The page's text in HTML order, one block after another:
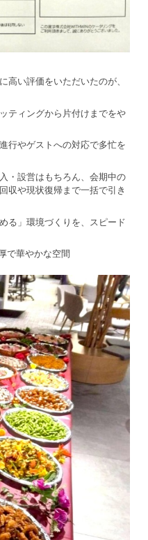
高い評価をいただいたのが、
ティングから片付けまでをや
行やゲストへの対応で多忙を
・設営はもちろん、会期中の
収や現状復帰まで一括で引き
る」環境づくりを、スピード
で華やかな空間